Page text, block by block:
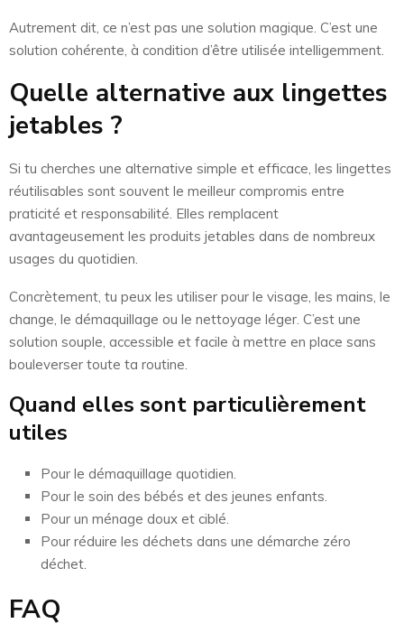
Autrement dit, ce n’est pas une solution magique. C’est une
solution cohérente, à condition d’être utilisée intelligemment.
Quelle alternative aux lingettes
jetables ?
Si tu cherches une alternative simple et efficace, les lingettes
réutilisables sont souvent le meilleur compromis entre
praticité et responsabilité. Elles remplacent
avantageusement les produits jetables dans de nombreux
usages du quotidien.
Concrètement, tu peux les utiliser pour le visage, les mains, le
change, le démaquillage ou le nettoyage léger. C’est une
solution souple, accessible et facile à mettre en place sans
bouleverser toute ta routine.
Quand elles sont particulièrement
utiles
Pour le démaquillage quotidien.
Pour le soin des bébés et des jeunes enfants.
Pour un ménage doux et ciblé.
Pour réduire les déchets dans une démarche zéro
déchet.
FAQ